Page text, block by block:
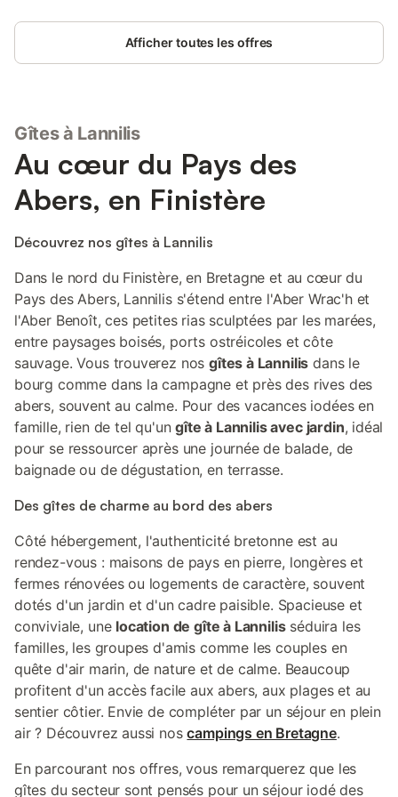
Afficher toutes les offres
Gîtes à Lannilis
Au cœur du Pays des
Abers, en Finistère
Découvrez nos gîtes à Lannilis
Dans le nord du Finistère, en Bretagne et au cœur du
Pays des Abers, Lannilis s'étend entre l'Aber Wrac'h et
l'Aber Benoît, ces petites rias sculptées par les marées,
entre paysages boisés, ports ostréicoles et côte
sauvage. Vous trouverez nosgîtes à Lannilis dans le
bourg comme dans la campagne et près des rives des
abers, souvent au calme. Pour des vacances iodées en
famille, rien de tel qu'ungîte à Lannilis avec jardin, idéal
pour se ressourcer après une journée de balade, de
baignade ou de dégustation, en terrasse.
Des gîtes de charme au bord des abers
Côté hébergement, l'authenticité bretonne est au
rendez-vous : maisons de pays en pierre, longères et
fermes rénovées ou logements de caractère, souvent
dotés d'un jardin et d'un cadre paisible. Spacieuse et
conviviale, une location de gîte à Lannilisséduira les
familles, les groupes d'amis comme les couples en
quête d'air marin, de nature et de calme. Beaucoup
profitent d'un accès facile aux abers, aux plages et au
sentier côtier. Envie de compléter par un séjour en plein
air ? Découvrez aussi noscampings en Bretagne.
En parcourant nos offres, vous remarquerez que les
gîtes du secteur sont pensés pour un séjour iodé des